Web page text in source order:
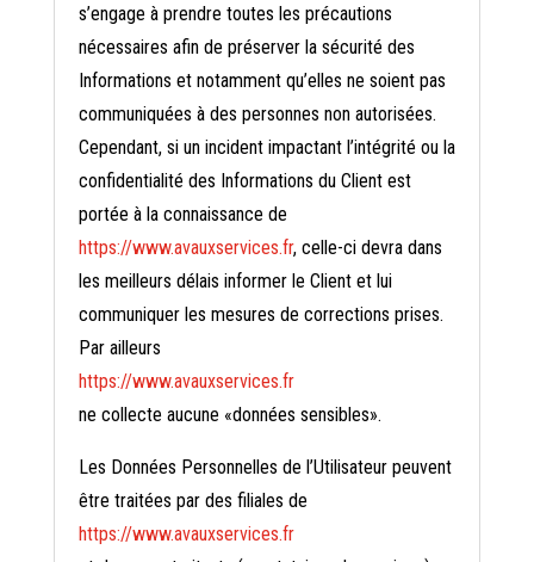
s’engage à prendre toutes les précautions
nécessaires afin de préserver la sécurité des
Informations et notamment qu’elles ne soient pas
communiquées à des personnes non autorisées.
Cependant, si un incident impactant l’intégrité ou la
confidentialité des Informations du Client est
portée à la connaissance de
https://www.avauxservices.fr, celle-ci devra dans
les meilleurs délais informer le Client et lui
communiquer les mesures de corrections prises.
Par ailleurs
https://www.avauxservices.fr
ne collecte aucune «données sensibles».
Les Données Personnelles de l’Utilisateur peuvent
être traitées par des filiales de
https://www.avauxservices.fr